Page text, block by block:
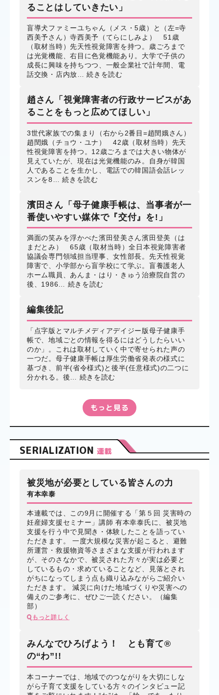
ることはしていきたい」
盲導犬ファミーユちゃん（メス・5歳）と（左=寺
西美予さん）寺西美予（てらにしみよ） 51歳
（取材当時）先天性視覚障害を持つ。歳ごろまで
は光覚機能、右目に色覚機能あり。大学で子供の
成長に興味を持ちつつ、一般企業社で計年間、電
話交換・店内放…続きを読む
趙さん「視覚障害者の行政サービスがあ
ることをもっと広めてほしい」
3世代家族での集まり（右から2番目=趙閏娥さん）
趙閏娥（チョウ・ユナ） 42歳（取材当時）先天
性視覚障害を持つ。12歳ごろまでは大きい物体が
見えていたが、現在は光覚機能のみ。自身が韓国
人であることを生かし、電話での韓国語会話レッ
スンを8…続きを読む
濱田さん「母子健康手帳は、当事者が一
番使いやすい媒体で『交付』を!」
満面の笑みを浮かべた濱田登美さん濱田登美（は
まだとみ） 65歳（取材当時）全日本視覚障害者
協議会専門領域担当理事、女性部長。先天性視覚
障害で、小学部から盲学校にて学ぶ。盲養護老人
ホーム職員、あんま・はり・きゅう治療院自営の
後、1986… 続きを読む
編集後記
「点字版とマルチメディアデイジー版母子健康手
帳で、地域ごとの情報を得るにはどうしたらいい
のか」。これは取材していく中で寄せられた声の
一つだ。母子健康手帳は厚生労働省発表の様式に
基づき、前半(省令様式)と後半(任意様式)の二つに
分かれる。後… 続きを読む
もっと見る
SERIALIZATION 連載
被災地が必要としている皆さんの力
有本幸泰
本連載では、この9月に開催する「第５回 災害時の
妊産婦支援セミナー」講師 有本幸泰氏に、被災地
支援を行う中で見聞き・体験したことを語ってい
ただきます。 一度大規模な災害が起こると、避難
所運営・救援物資等さまざまな支援が行われます
が、そのさなかで、被災された方々が実は必要と
しているもの・求めていることなど、見落とされ
がちになってしまう点も織り込みながらご紹介い
ただきます。 減災に向けた地域づくりや災害への
備えのご参考に、ぜひご一読ください。（編集
部）
もっと詳しく
みんなでひろげよう！ とも育て®
の“わ”!!
本コーナーでは、地域でのつながりを大切にしな
がら子育て支援をしている方々のインタビュー記